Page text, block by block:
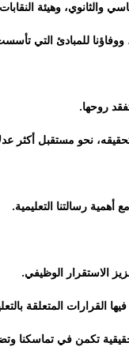
والثانوي، وهيئة
للمبادئ التي تأسست
روحها.
رسالتنا التعليمية.
الاستقرار الوظيفي.
القرارات المتعلقة
تكمن في تماسكنا